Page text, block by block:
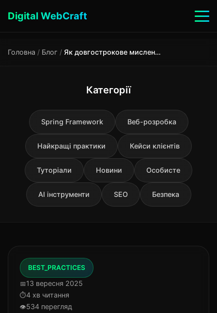
Digital WebCraft
Головна / Блог / Як довгострокове мислення впливає на цифрові рішення?
Категорії
Spring Framework Веб-розробка
Найкращі практики Кейси клієнтів
Туторіали Новини Особисте
AI інструменти SEO Безпека
BEST_PRACTICES
13 вересня 2025
4 хв читання
534 перегляд